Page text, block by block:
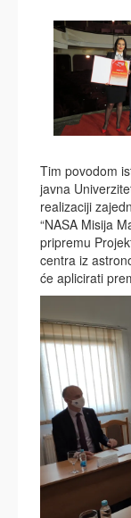
Tim povodom
javna
realizaciji
“NASA Misija
pripremu
centra iz
će aplicirati